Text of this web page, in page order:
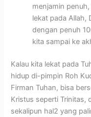
menjamin
lekat pada Allah,
dengan penuh
kita sampai ke
Kalau kita lekat pada
hidup di-pimpin Roh
Firman Tuhan, bisa
Kristus seperti Trinitas,
sekalipun hal2 yang